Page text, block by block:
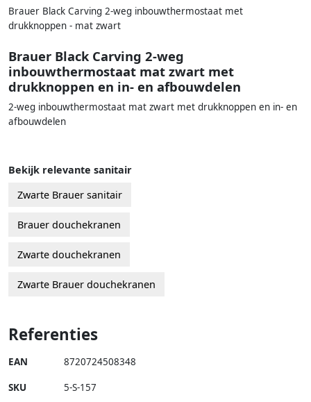
Brauer Black Carving 2-weg inbouwthermostaat met
drukknoppen - mat zwart
Brauer Black Carving 2-weg
inbouwthermostaat mat zwart met
drukknoppen en in- en afbouwdelen
2-weg inbouwthermostaat mat zwart met drukknoppen en in- en
afbouwdelen
Bekijk relevante sanitair
Zwarte Brauer sanitair
Brauer douchekranen
Zwarte douchekranen
Zwarte Brauer douchekranen
Referenties
EAN 8720724508348
SKU 5-S-157